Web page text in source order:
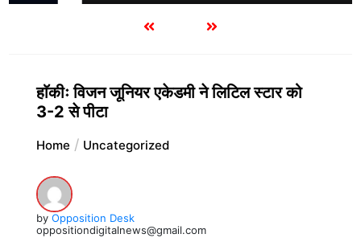
हाॅकीः विजन जूनियर एकेडमी ने लिटिल स्टार को
3-2 से पीटा
Home Uncategorized
by Opposition Desk
oppositiondigitalnews@gmail.com